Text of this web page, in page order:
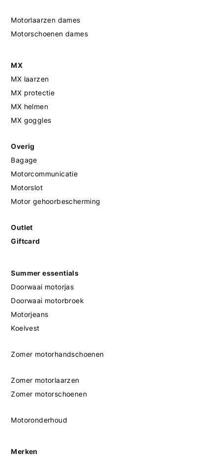
Motorlaarzen dames
Motorschoenen dames
MX
MX laarzen
MX protectie
MX helmen
MX goggles
Overig
Bagage
Motorcommunicatie
Motorslot
Motor gehoorbescherming
Outlet
Giftcard
Summer essentials
Doorwaai motorjas
Doorwaai motorbroek
Motorjeans
Koelvest
Zomer motorhandschoenen
Zomer motorlaarzen
Zomer motorschoenen
Motoronderhoud
Merken